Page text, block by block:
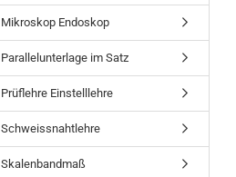
Mikroskop Endoskop
Parallelunterlage im Satz
Prüflehre Einstelllehre
Schweissnahtlehre
Skalenbandmaß